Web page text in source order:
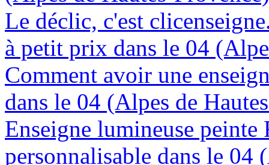
Le déclic, c'est
à petit prix dans le 04
Comment avoir une
dans le 04 (Alpes de
Enseigne lumineuse
personnalisable dans le 04